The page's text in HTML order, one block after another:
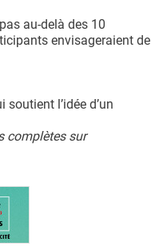
au-delà des 10
envisageraient de
l’idée d’un
complètes sur